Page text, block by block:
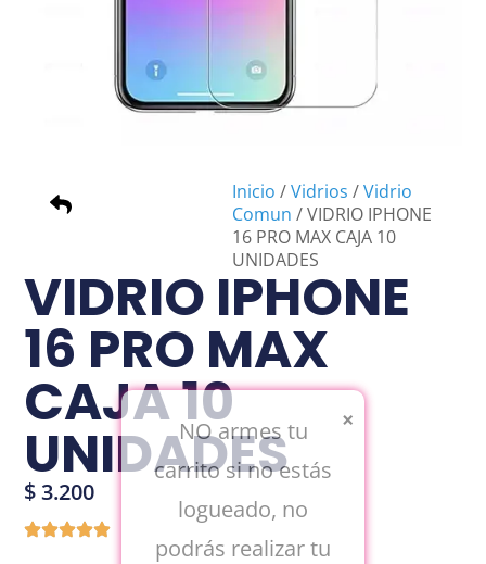
Inicio /Vidrios /Vidrio
Comun / VIDRIO IPHONE
16 PRO MAX CAJA 10
UNIDADES
VIDRIO IPHONE
16 PRO MAX
CAJA 10
UNIDADES
$3.200
×
NO armes tu
carrito si no estás
logueado, no
podrás realizar tu